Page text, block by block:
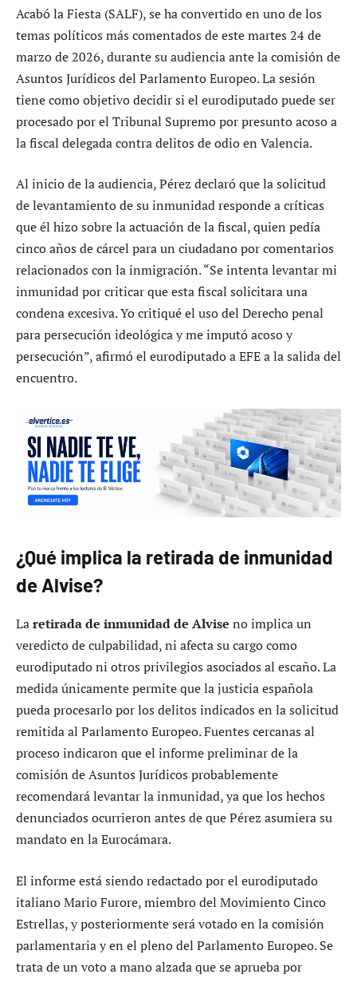
Acabó la Fiesta (SALF), se ha convertido en uno de los
temas políticos más comentados de este martes 24 de
marzo de 2026, durante su audiencia ante la comisión de
Asuntos Jurídicos del Parlamento Europeo. La sesión
tiene como objetivo decidir si el eurodiputado puede ser
procesado por el Tribunal Supremo por presunto acoso a
la fiscal delegada contra delitos de odio en Valencia.
Al inicio de la audiencia, Pérez declaró que la solicitud
de levantamiento de su inmunidad responde a críticas
que él hizo sobre la actuación de la fiscal, quien pedía
cinco años de cárcel para un ciudadano por comentarios
relacionados con la inmigración. “Se intenta levantar mi
inmunidad por criticar que esta fiscal solicitara una
condena excesiva. Yo critiqué el uso del Derecho penal
para persecución ideológica y me imputó acoso y
persecución”, afirmó el eurodiputado a EFE a la salida del
encuentro.
¿Qué implica la retirada de inmunidad
de Alvise?
Laretirada de inmunidad de Alvise no implica un
veredicto de culpabilidad, ni afecta su cargo como
eurodiputado ni otros privilegios asociados al escaño. La
medida únicamente permite que la justicia española
pueda procesarlo por los delitos indicados en la solicitud
remitida al Parlamento Europeo. Fuentes cercanas al
proceso indicaron que el informe preliminar de la
comisión de Asuntos Jurídicos probablemente
recomendará levantar la inmunidad, ya que los hechos
denunciados ocurrieron antes de que Pérez asumiera su
mandato en la Eurocámara.
El informe está siendo redactado por el eurodiputado
italiano Mario Furore, miembro del Movimiento Cinco
Estrellas, y posteriormente será votado en la comisión
parlamentaria y en el pleno del Parlamento Europeo. Se
trata de un voto a mano alzada que se aprueba por